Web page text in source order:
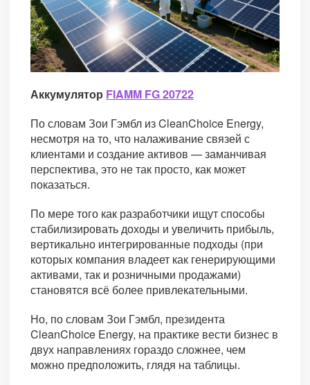
Аккумулятор FIAMM FG 20722
По словам Зои Гэмбл из CleanChoice Energy,
несмотря на то, что налаживание связей с
клиентами и создание активов — заманчивая
перспектива, это не так просто, как может
показаться.
По мере того как разработчики ищут способы
стабилизировать доходы и увеличить прибыль,
вертикально интегрированные подходы (при
которых компания владеет как генерирующими
активами, так и розничными продажами)
становятся всё более привлекательными.
Но, по словам Зои Гэмбл, президента
CleanChoice Energy, на практике вести бизнес в
двух направлениях гораздо сложнее, чем
можно предположить, глядя на таблицы.